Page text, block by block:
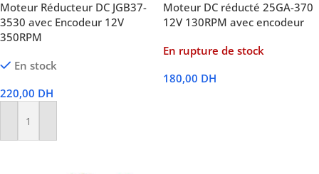
Moteur Réducteur DC JGB37-
3530 avec Encodeur 12V
350RPM
En stock
220,00 DH
Ajouter Au Panier
Moteur DC réducté 25GA-370
12V 130RPM avec encodeur
En rupture de stock
180,00 DH